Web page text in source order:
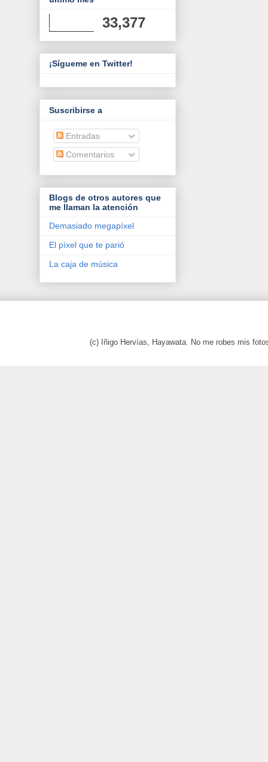
33,377
¡Sígueme en Twitter!
Suscribirse a
Entradas
Comentarios
Blogs de otros autores que
me llaman la atención
Demasiado megapíxel
El píxel que te parió
La caja de música
(c) Iñigo Hervías, Hayawata. No me robes mis